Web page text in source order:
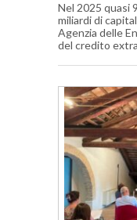
Nel 2025 quasi
miliardi di
Agenzia delle
del credito